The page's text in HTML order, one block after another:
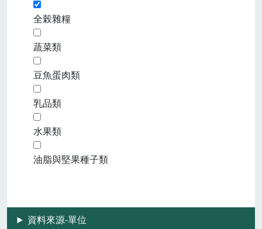
全榖雜糧
蔬菜類
豆魚蛋肉類
乳品類
水果類
油脂與堅果種子類
資料來源-單位